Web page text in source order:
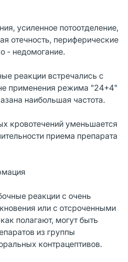
усиленное потоотделение,
отечность, периферические
- недомогание.
реакции встречались с
применения режима "24+4"
наибольшая частота.
кровотечений уменьшается
приема препарата
реакции с очень
или с отсроченными
полагают, могут быть
из группы
контрацептивов.